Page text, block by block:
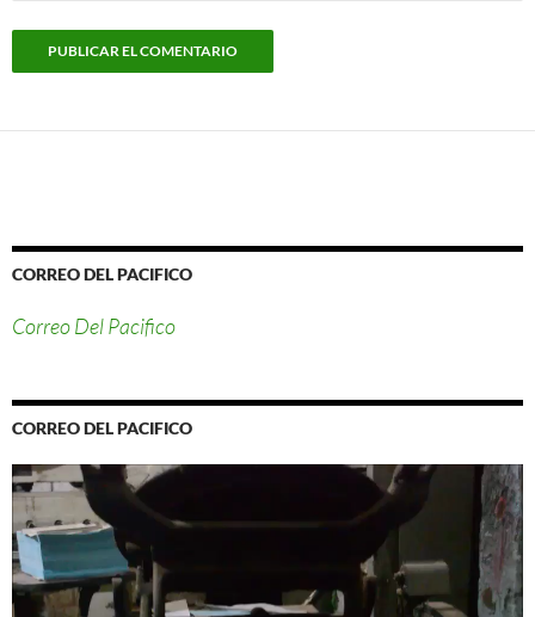
CORREO DEL PACIFICO
Correo Del Pacifico
CORREO DEL PACIFICO